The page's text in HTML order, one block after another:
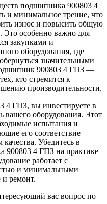
подшипника 900803 4
и минимальное трение, что
износ и повысить общую
Это особенно важно для
закупками и
оборудования, где
значительными
900803 4 ГПЗ —
кто стремится к
производительности.
4 ГПЗ, вы инвестируете в
вашего оборудования. Этот
испытания и
его соответствие
Убедитесь в
900803 4 ГПЗ на практике
работает с
и минимальными
и ремонт.
вас вопрос по